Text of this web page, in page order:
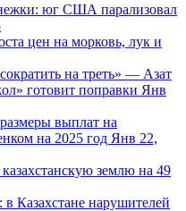
юг США парализовал
цен на морковь, лук и
на треть» — Азат
готовит поправки Янв
выплат на
на 2025 год Янв 22,
землю на 49
в Казахстане нарушителей